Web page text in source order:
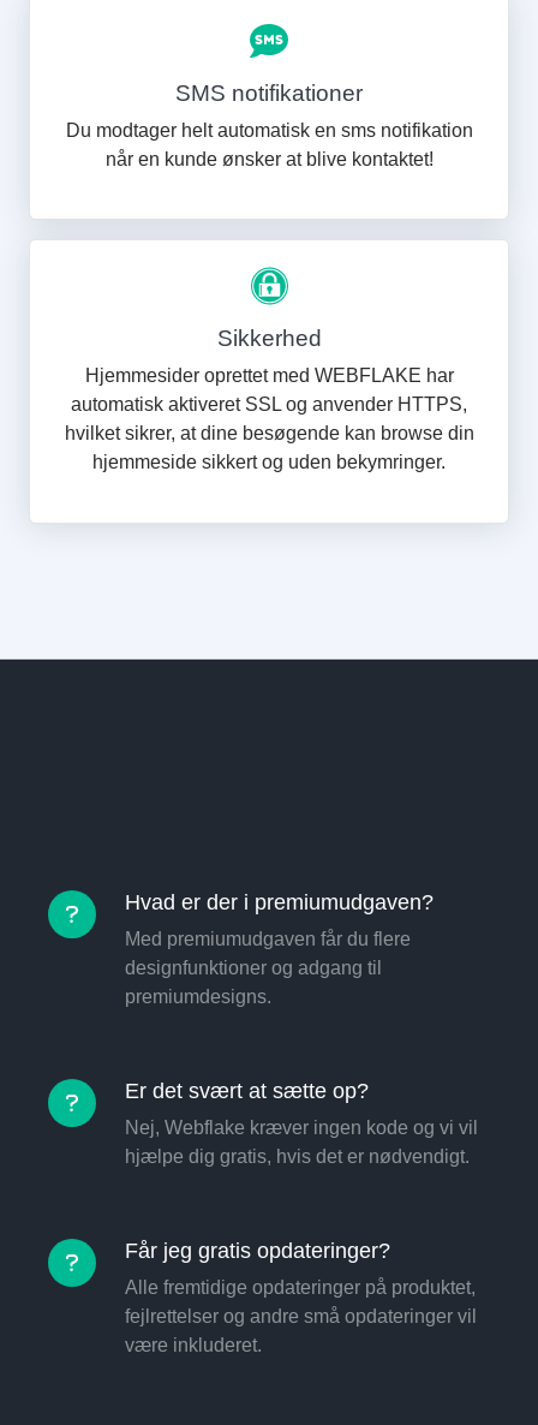
SMS notifikationer
Du modtager helt automatisk en sms notifikation
når en kunde ønsker at blive kontaktet!
Sikkerhed
Hjemmesider oprettet med WEBFLAKE har
automatisk aktiveret SSL og anvender HTTPS,
hvilket sikrer, at dine besøgende kan browse din
hjemmeside sikkert og uden bekymringer.
Hvad er der i premiumudgaven?
Med premiumudgaven får du flere
designfunktioner og adgang til
premiumdesigns.
Er det svært at sætte op?
Nej, Webflake kræver ingen kode og vi vil
hjælpe dig gratis, hvis det er nødvendigt.
Får jeg gratis opdateringer?
Alle fremtidige opdateringer på produktet,
fejlrettelser og andre små opdateringer vil
være inkluderet.